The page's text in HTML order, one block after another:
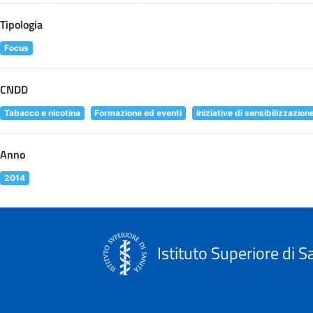
Tipologia
Focus
CNDD
Tabacco e nicotina Formazione ed eventi Iniziative di
Anno
2014
Istituto Superiore di